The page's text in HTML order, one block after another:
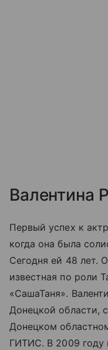
Валентина
Первый успех к
когда она была
Сегодня ей 48 лет.
известная по роли
«СашаТаня».
Донецкой области,
Донецком
ГИТИС. В 2009 году